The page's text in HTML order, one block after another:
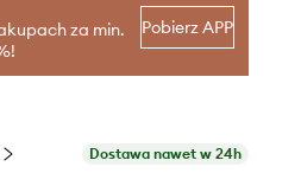
za min.
Pobierz APP
Dostawa nawet w 24h